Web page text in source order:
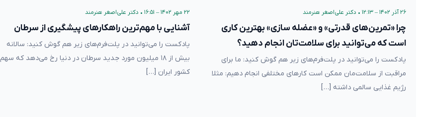
۲۶ آذر ۱۴۰۲ – ۱۲:۱۳ • دکتر علی‌اصغر هنرمند
چرا «تمرین‌های قدرتی» و «عضله سازی» بهترین کاری
است که می‌توانید برای سلامت‌تان انجام دهید؟
پادکست را می‌توانید در پلت‌فرم‌های زیر هم گوش کنید: ما برای
مراقبت از سلامت‌مان ممکن است کارهای مختلفی انجام دهیم: مثلا
رژیم غذایی سالمی داشته […]
۲۲ مهر ۱۴۰۲ – ۱۶:۵۱ • دکتر علی‌اصغر هنرمند
آشنایی با مهم‌ترین راهکارهای پیشگیری از سرطان
پادکست را می‌توانید در پلت‌فرم‌های زیر هم گوش کنید: سالانه
بیش از ۱۸ میلیون مورد جدید سرطان در دنیا رخ می‌دهد که سهم
کشور ایران […]